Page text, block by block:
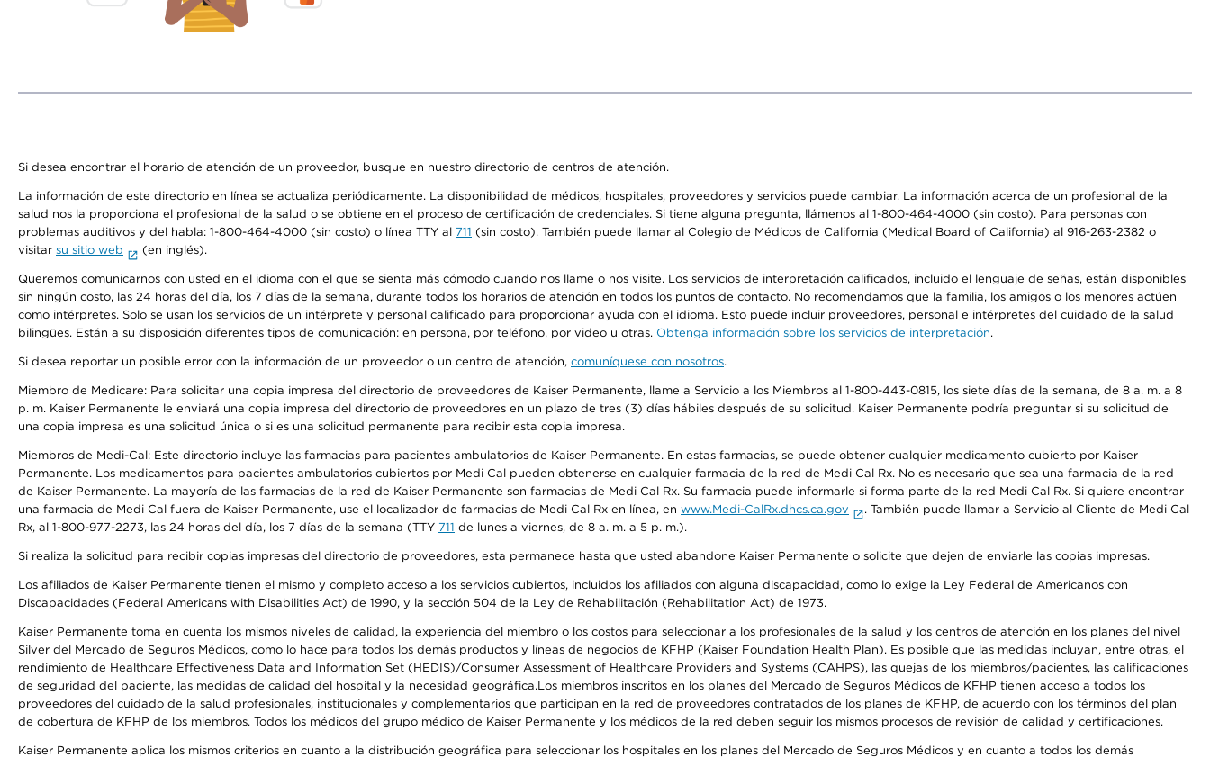
Si desea encontrar el horario de atención de un proveedor, busque en nuestro directorio de centros de atención.
La información de este directorio en línea se actualiza periódicamente. La disponibilidad de médicos, hospitales, proveedores y servicios puede cambiar. La información acerca de un profesional de la
salud nos la proporciona el profesional de la salud o se obtiene en el proceso de certificación de credenciales. Si tiene alguna pregunta, llámenos al 1-800-464-4000 (sin costo). Para personas con
problemas auditivos y del habla: 1-800-464-4000 (sin costo) o línea TTY al 711 (sin costo). También puede llamar al Colegio de Médicos de California (Medical Board of California) al 916-263-2382 o
visitar su sitio web (en inglés).
Queremos comunicarnos con usted en el idioma con el que se sienta más cómodo cuando nos llame o nos visite. Los servicios de interpretación calificados, incluido el lenguaje de señas, están disponibles
sin ningún costo, las 24 horas del día, los 7 días de la semana, durante todos los horarios de atención en todos los puntos de contacto. No recomendamos que la familia, los amigos o los menores actúen
como intérpretes. Solo se usan los servicios de un intérprete y personal calificado para proporcionar ayuda con el idioma. Esto puede incluir proveedores, personal e intérpretes del cuidado de la salud
bilingües. Están a su disposición diferentes tipos de comunicación: en persona, por teléfono, por video u otras. Obtenga información sobre los servicios de interpretación.
Si desea reportar un posible error con la información de un proveedor o un centro de atención, comuníquese con nosotros.
Miembro de Medicare: Para solicitar una copia impresa del directorio de proveedores de Kaiser Permanente, llame a Servicio a los Miembros al 1-800-443-0815, los siete días de la semana, de 8 a. m. a 8
p. m. Kaiser Permanente le enviará una copia impresa del directorio de proveedores en un plazo de tres (3) días hábiles después de su solicitud. Kaiser Permanente podría preguntar si su solicitud de
una copia impresa es una solicitud única o si es una solicitud permanente para recibir esta copia impresa.
Miembros de Medi-Cal: Este directorio incluye las farmacias para pacientes ambulatorios de Kaiser Permanente. En estas farmacias, se puede obtener cualquier medicamento cubierto por Kaiser
Permanente. Los medicamentos para pacientes ambulatorios cubiertos por Medi Cal pueden obtenerse en cualquier farmacia de la red de Medi Cal Rx. No es necesario que sea una farmacia de la red
de Kaiser Permanente. La mayoría de las farmacias de la red de Kaiser Permanente son farmacias de Medi Cal Rx. Su farmacia puede informarle si forma parte de la red Medi Cal Rx. Si quiere encontrar
una farmacia de Medi Cal fuera de Kaiser Permanente, use el localizador de farmacias de Medi Cal Rx en línea, en www.Medi-CalRx.dhcs.ca.gov
. También puede llamar a Servicio al Cliente de Medi Cal
Rx, al 1-800-977-2273, las 24 horas del día, los 7 días de la semana (TTY 711 de lunes a viernes, de 8 a. m. a 5 p. m.).
Si realiza la solicitud para recibir copias impresas del directorio de proveedores, esta permanece hasta que usted abandone Kaiser Permanente o solicite que dejen de enviarle las copias impresas.
Los afiliados de Kaiser Permanente tienen el mismo y completo acceso a los servicios cubiertos, incluidos los afiliados con alguna discapacidad, como lo exige la Ley Federal de Americanos con
Discapacidades (Federal Americans with Disabilities Act) de 1990, y la sección 504 de la Ley de Rehabilitación (Rehabilitation Act) de 1973.
Kaiser Permanente toma en cuenta los mismos niveles de calidad, la experiencia del miembro o los costos para seleccionar a los profesionales de la salud y los centros de atención en los planes del nivel
Silver del Mercado de Seguros Médicos, como lo hace para todos los demás productos y líneas de negocios de KFHP (Kaiser Foundation Health Plan). Es posible que las medidas incluyan, entre otras, el
rendimiento de Healthcare Effectiveness Data and Information Set (HEDIS)/Consumer Assessment of Healthcare Providers and Systems (CAHPS), las quejas de los miembros/pacientes, las calificaciones
de seguridad del paciente, las medidas de calidad del hospital y la necesidad geográfica.Los miembros inscritos en los planes del Mercado de Seguros Médicos de KFHP tienen acceso a todos los
proveedores del cuidado de la salud profesionales, institucionales y complementarios que participan en la red de proveedores contratados de los planes de KFHP, de acuerdo con los términos del plan
de cobertura de KFHP de los miembros. Todos los médicos del grupo médico de Kaiser Permanente y los médicos de la red deben seguir los mismos procesos de revisión de calidad y certificaciones.
Kaiser Permanente aplica los mismos criterios en cuanto a la distribución geográfica para seleccionar los hospitales en los planes del Mercado de Seguros Médicos y en cuanto a todos los demás